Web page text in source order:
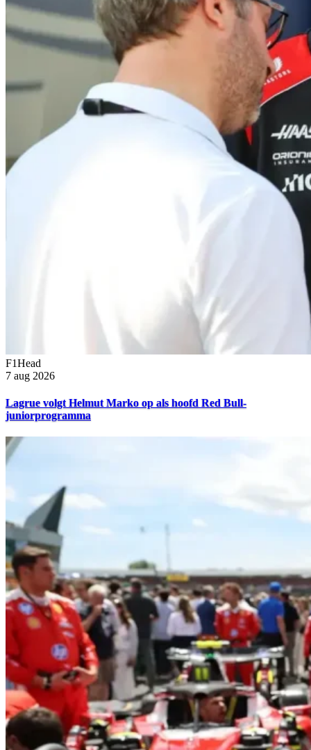
F1Head
7 aug 2026
Lagrue volgt Helmut Marko op als hoofd Red Bull-
juniorprogramma